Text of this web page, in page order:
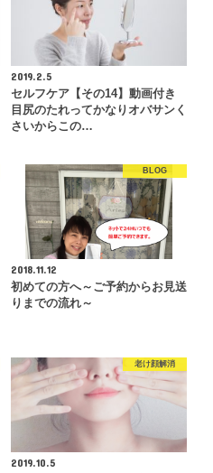
2019.2.5
セルフケア【その14】動画付き
目尻のたれってかなりオバサンく
さいからこの…
BLOG
2018.11.12
初めての方へ～ご予約からお見送
りまでの流れ～
老け顔解消
2019.10.5